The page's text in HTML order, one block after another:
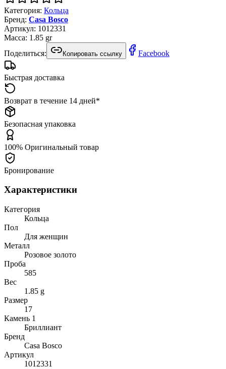
Категория: Кольца
Бренд: Casa Bosco
Артикул: 1012331
Масса: 1.85 gr
Поделиться:
Копировать ссылку Facebook
Быстрая доставка
Возврат в течение 14 дней*
Безопасная упаковка
100% Оригинальный товар
Бронирование
Характеристики
Категория
Кольца
Пол
Для женщин
Металл
Розовое золото
Проба
585
Вес
1.85 g
Размер
17
Камень 1
Бриллиант
Бренд
Casa Bosco
Артикул
1012331